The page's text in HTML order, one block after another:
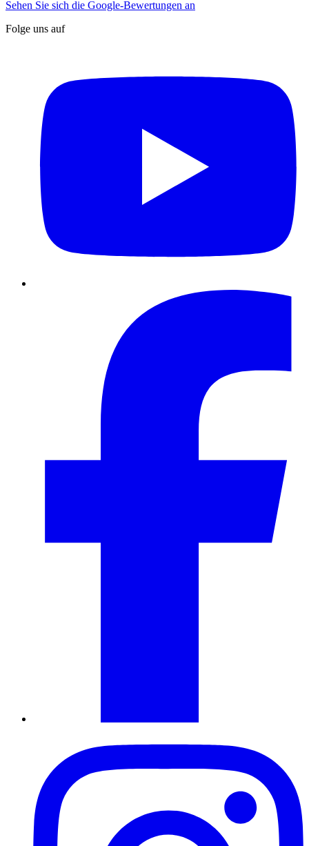
Sehen Sie sich die Google-Bewertungen an
Folge uns auf